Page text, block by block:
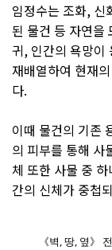
임정수는 조화, 신
된 물건 등 자연을
귀, 인간의 욕망이
재배열하여 현재
다.
이때 물건의 기존
의 피부를 통해 사
체 또한 사물 중
간의 신체가 중첩
《벽, 땅, 옆》